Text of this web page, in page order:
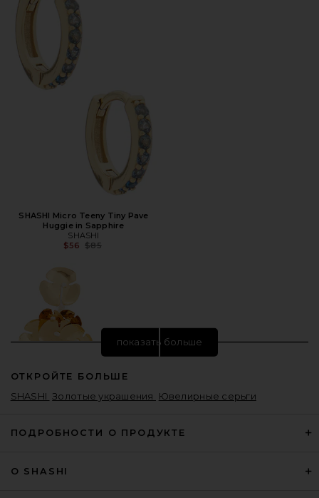
SHASHI Micro Teeny Tiny Pave
Huggie in Sapphire
SHASHI
$56 Предыдущая цена:
$85
показать больше
ОТКРОЙТЕ БОЛЬШЕ
SHASHI Золотые украшения Ювелирные серьги
ПОДРОБНОСТИ О ПРОДУКТЕ
О SHASHI